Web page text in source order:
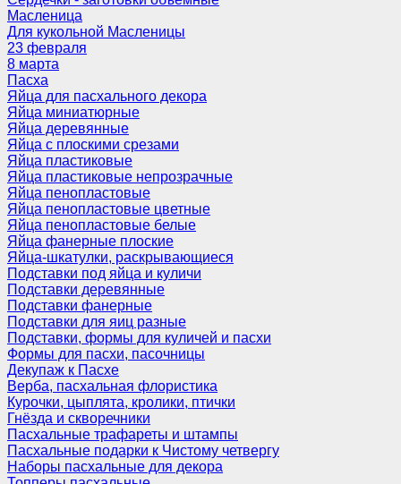
Масленица
Для кукольной Масленицы
23 февраля
8 марта
Пасха
Яйца для пасхального декора
Яйца миниатюрные
Яйца деревянные
Яйца с плоскими срезами
Яйца пластиковые
Яйца пластиковые непрозрачные
Яйца пенопластовые
Яйца пенопластовые цветные
Яйца пенопластовые белые
Яйца фанерные плоские
Яйца-шкатулки, раскрывающиеся
Подставки под яйца и куличи
Подставки деревянные
Подставки фанерные
Подставки для яиц разные
Подставки, формы для куличей и пасхи
Формы для пасхи, пасочницы
Декупаж к Пасхе
Верба, пасхальная флористика
Курочки, цыплята, кролики, птички
Гнёзда и скворечники
Пасхальные трафареты и штампы
Пасхальные подарки к Чистому четвергу
Наборы пасхальные для декора